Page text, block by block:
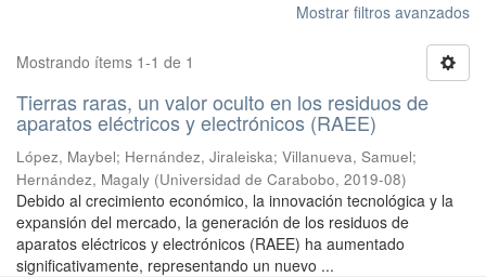
Mostrar filtros avanzados
Mostrando ítems 1-1 de 1
Tierras raras, un valor oculto en los residuos de
aparatos eléctricos y electrónicos (RAEE)
López, Maybel; Hernández, Jiraleiska; Villanueva, Samuel;
Hernández, Magaly (Universidad de Carabobo, 2019-08)
Debido al crecimiento económico, la innovación tecnológica y la
expansión del mercado, la generación de los residuos de
aparatos eléctricos y electrónicos (RAEE) ha aumentado
significativamente, representando un nuevo ...